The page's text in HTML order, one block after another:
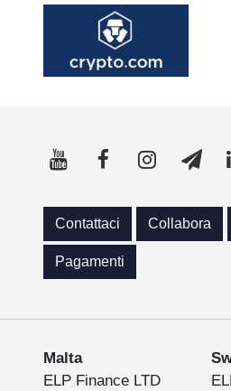
Contattaci Collabora
Pagamenti
Malta
ELP Finance LTD